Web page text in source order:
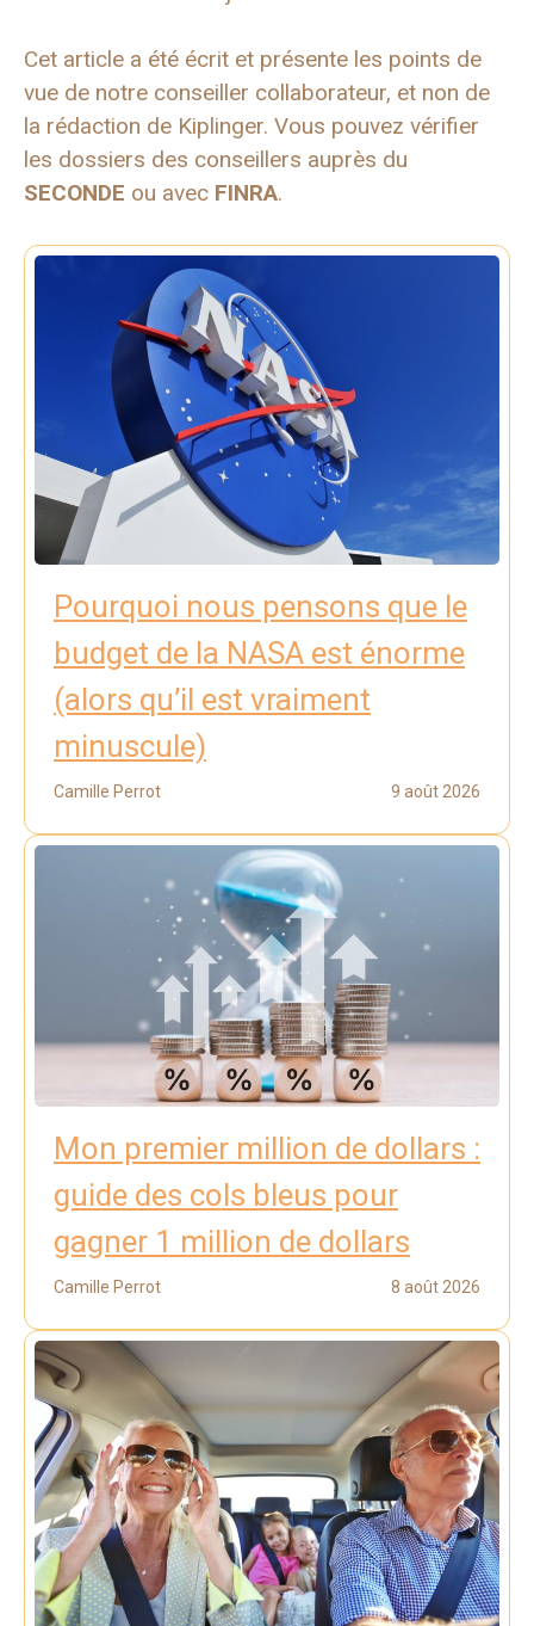
Cet article a été écrit et présente les points de
vue de notre conseiller collaborateur, et non de
la rédaction de Kiplinger. Vous pouvez vérifier
les dossiers des conseillers auprès du
SECONDE ou avec FINRA.
Pourquoi nous pensons que le
budget de la NASA est énorme
(alors qu’il est vraiment
minuscule)
Camille Perrot 9 août 2026
Mon premier million de dollars :
guide des cols bleus pour
gagner 1 million de dollars
Camille Perrot 8 août 2026